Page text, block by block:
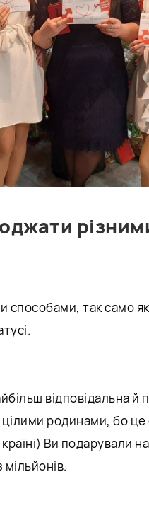
так само як
відповідальна й
родинами, бо
Ви подарували